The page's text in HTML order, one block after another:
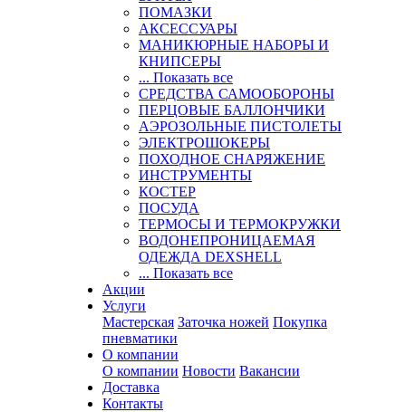
ПОМАЗКИ
АКСЕССУАРЫ
МАНИКЮРНЫЕ НАБОРЫ И
КНИПСЕРЫ
... Показать все
СРЕДСТВА САМООБОРОНЫ
ПЕРЦОВЫЕ БАЛЛОНЧИКИ
АЭРОЗОЛЬНЫЕ ПИСТОЛЕТЫ
ЭЛЕКТРОШОКЕРЫ
ПОХОДНОЕ СНАРЯЖЕНИЕ
ИНСТРУМЕНТЫ
КОСТЕР
ПОСУДА
ТЕРМОСЫ И ТЕРМОКРУЖКИ
ВОДОНЕПРОНИЦАЕМАЯ
ОДЕЖДА DEXSHELL
... Показать все
Акции
Услуги
Мастерская Заточка ножей Покупка
пневматики
О компании
О компании Новости Вакансии
Доставка
Контакты